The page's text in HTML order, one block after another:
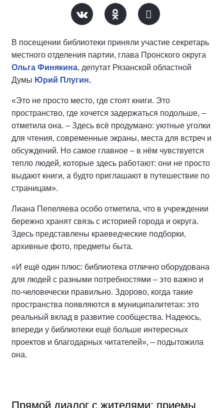
В посещении библиотеки приняли участие секретарь
местного отделения партии, глава Пронского округа
Ольга Финякина, депутат Рязанской областной
Думы Юрий Плугин.
«Это не просто место, где стоят книги. Это
пространство, где хочется задержаться подольше, –
отметила она. – Здесь всё продумано: уютные уголки
для чтения, современные экраны, места для встреч и
обсуждений. Но самое главное – в нём чувствуется
тепло людей, которые здесь работают: они не просто
выдают книги, а будто приглашают в путешествие по
страницам».
Лиана Пепеляева особо отметила, что в учреждении
бережно хранят связь с историей города и округа.
Здесь представлены краеведческие подборки,
архивные фото, предметы быта.
«И ещё один плюс: библиотека отлично оборудована
для людей с разными потребностями – это важно и
по-человечески правильно. Здорово, когда такие
пространства появляются в муниципалитетах: это
реальный вклад в развитие сообщества. Надеюсь,
впереди у библиотеки ещё больше интересных
проектов и благодарных читателей», – подытожила
она.
Прямой диалог с жителями: приемы